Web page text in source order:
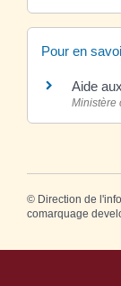
Pour en
Aide
Ministère
© Direction de
comarquage